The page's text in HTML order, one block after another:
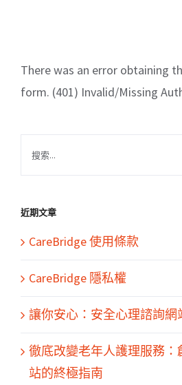
There was an error obtaining
form. (401) Invalid/Missing
果：
近期文章
CareBridge 使用條款
CareBridge 隱私權
讓你安心：安全心理諮詢網
徹底改變老年人護理服務：
站的終極指南